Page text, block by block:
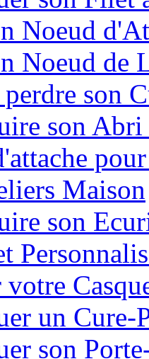
Noeud
Noeud de
perdre son
son
Maison
son
votre
un Cure-
son